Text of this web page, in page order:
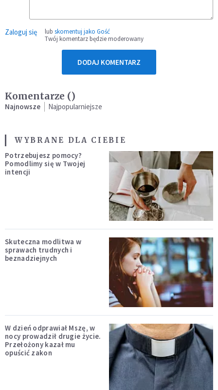
Zaloguj się lub skomentuj jako Gość
Twój komentarz będzie moderowany
DODAJ KOMENTARZ
Komentarze ()
Najnowsze Najpopularniejsze
WYBRANE DLA CIEBIE
Potrzebujesz pomocy?
Pomodlimy się w Twojej
intencji
Skuteczna modlitwa w
sprawach trudnych i
beznadziejnych
W dzień odprawiał Mszę, w
nocy prowadził drugie życie.
Przełożony kazał mu
opuścić zakon